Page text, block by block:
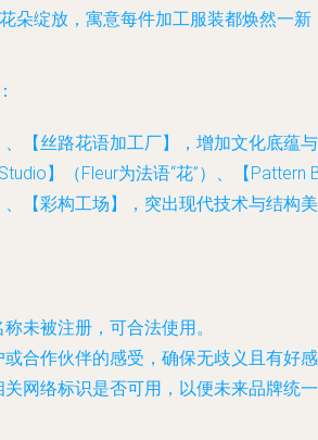
花朵绽放，寓意每件加工服装都焕然一新
、【丝路花语加工厂】，增加文化底蕴与
】（Fleur为法语“花”）、【
、【彩构工场】，突出现代技术与结构美
称未被注册，可合法使用。
或合作伙伴的感受，确保无歧义且有好感
关网络标识是否可用，以便未来品牌统一